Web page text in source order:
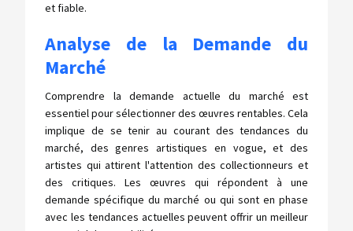
et fiable.
Analyse de la Demande du
Marché
Comprendre la demande actuelle du marché est
essentiel pour sélectionner des œuvres rentables. Cela
implique de se tenir au courant des tendances du
marché, des genres artistiques en vogue, et des
artistes qui attirent l'attention des collectionneurs et
des critiques. Les œuvres qui répondent à une
demande spécifique du marché ou qui sont en phase
avec les tendances actuelles peuvent offrir un meilleur